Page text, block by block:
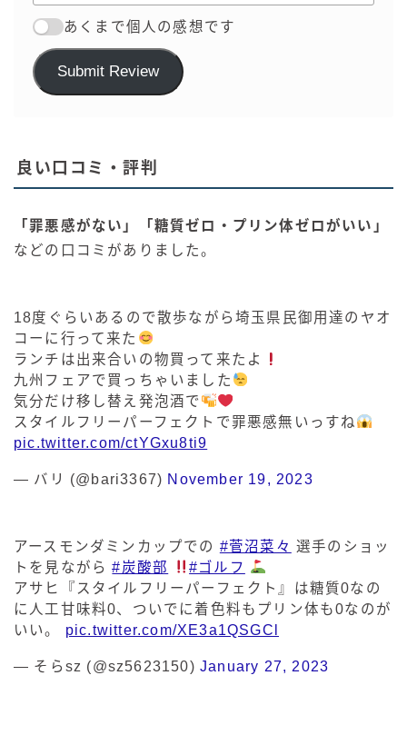
あくまで個人の感想です
Submit Review
良い口コミ・評判
「罪悪感がない」「糖質ゼロ・プリン体ゼロがいい」
などの口コミがありました。
18度ぐらいあるので散歩ながら埼玉県民御用達のヤオ
コーに行って来た
ランチは出来合いの物買って来たよ
九州フェアで買っちゃいました
気分だけ移し替え発泡酒で
スタイルフリーパーフェクトで罪悪感無いっすね
pic.twitter.com/ctYGxu8ti9
— バリ (@bari3367) November 19, 2023
アースモンダミンカップでの #菅沼菜々 選手のショッ
トを見ながら#炭酸部
#ゴルフ
アサヒ『スタイルフリーパーフェクト』は糖質0なの
に人工甘味料0、ついでに着色料もプリン体も0なのが
いい。 pic.twitter.com/XE3a1QSGCl
— そらsz (@sz5623150) January 27, 2023